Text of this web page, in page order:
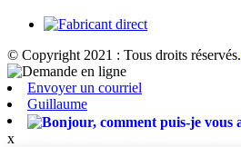
© Copyright 2021 : Tous droits réservés.
Envoyer un courriel
Guillaume
x